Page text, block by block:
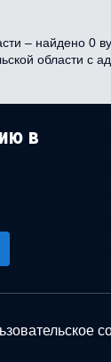
– найдено 0
области
в